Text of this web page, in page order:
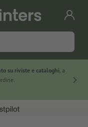
su riviste e cataloghi, a